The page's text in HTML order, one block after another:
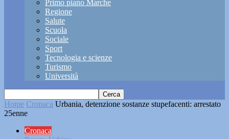
Primo piano Marche
Regione
Salute
Scuola
Sociale
Sport
Tecnologia e scienze
Turismo
Università
Home Cronaca Urbania, detenzione sostanze stupefacenti: arrestato
25enne
Cronaca